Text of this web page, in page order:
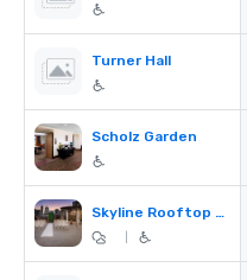
Turner Hall
Scholz Garden
Skyline Rooftop Pool & Bar